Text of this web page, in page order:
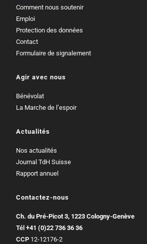
Comment nous soutenir
Emploi
Protection des données
Contact
Formulaire de signalement
Agir avec nous
Bénévolat
La Marche de l’espoir
Actualités
Nos actualités
Journal TdH Suisse
Rapport annuel
Contactez-nous
Ch. du Pré-Picot 3, 1223 Cologny-Genève
Tél +41 (0)22 736 36 36
CCP 12-12176-2